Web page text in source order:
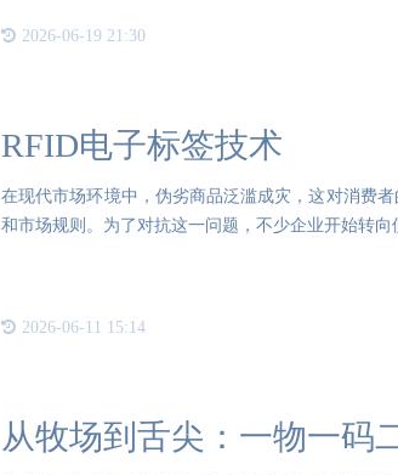
2026-06-19 21:30
RFID电子标签技术
在现代市场环境中，伪劣商品泛滥成灾，这对消费
和市场规则。为了对抗这一问题，不少企业开始转
2026-06-11 15:14
从牧场到舌尖：一物一码